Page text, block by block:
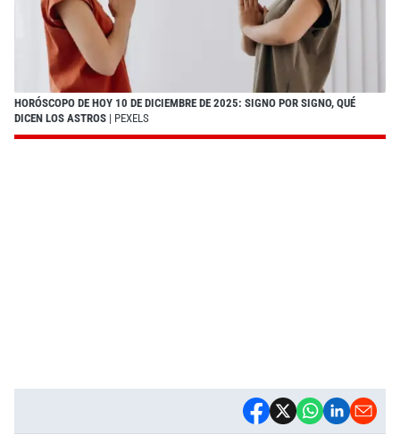
HORÓSCOPO DE HOY 10 DE DICIEMBRE DE 2025: SIGNO POR SIGNO, QUÉ
DICEN LOS ASTROS | PEXELS